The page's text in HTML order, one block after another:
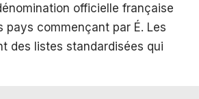
officielle française
commençant par É. Les
des listes standardisées qui